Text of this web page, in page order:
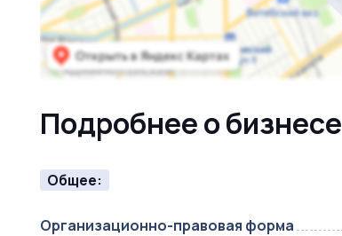
Подробнее о бизнесе
Общее:
Организационно-правовая форма